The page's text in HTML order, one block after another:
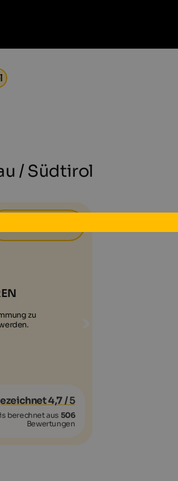
/ Südtirol
zu
4,7/ 5
berechnet aus 506
Bewertungen